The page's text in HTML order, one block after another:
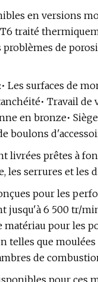
en versions
traité
de
Les surfaces de
Travail
en bronze•
boulons
livrées prêtes à
les serrures et
pour les
jusqu'à 6 500 tr/
matériau pour les
telles que
de